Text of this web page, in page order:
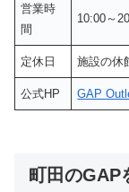
営業時
間
10:00～
定休日 施設の休
公式HP GAP
町田のGAP